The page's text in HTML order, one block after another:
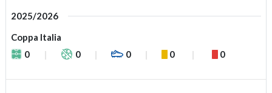
2025/2026
Coppa Italia
0
0 0 0 0